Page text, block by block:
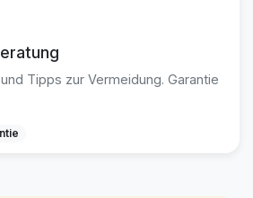
Tipps zur Vermeidung. Garantie